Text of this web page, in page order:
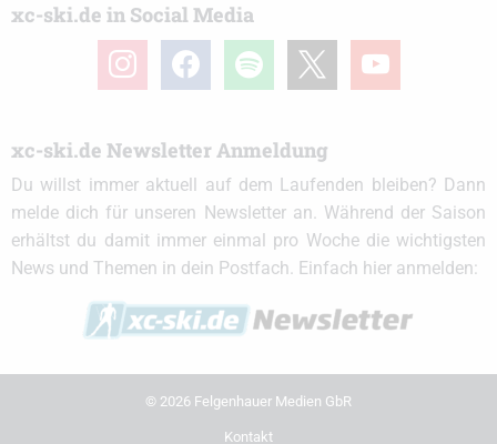
xc-ski.de in Social Media
instagramfacebook spotify youtube
xc-ski.de Newsletter Anmeldung
Du willst immer aktuell auf dem Laufenden bleiben? Dann
melde dich für unseren Newsletter an. Während der Saison
erhältst du damit immer einmal pro Woche die wichtigsten
News und Themen in dein Postfach. Einfach hier anmelden:
© 2026 Felgenhauer Medien GbR
Kontakt